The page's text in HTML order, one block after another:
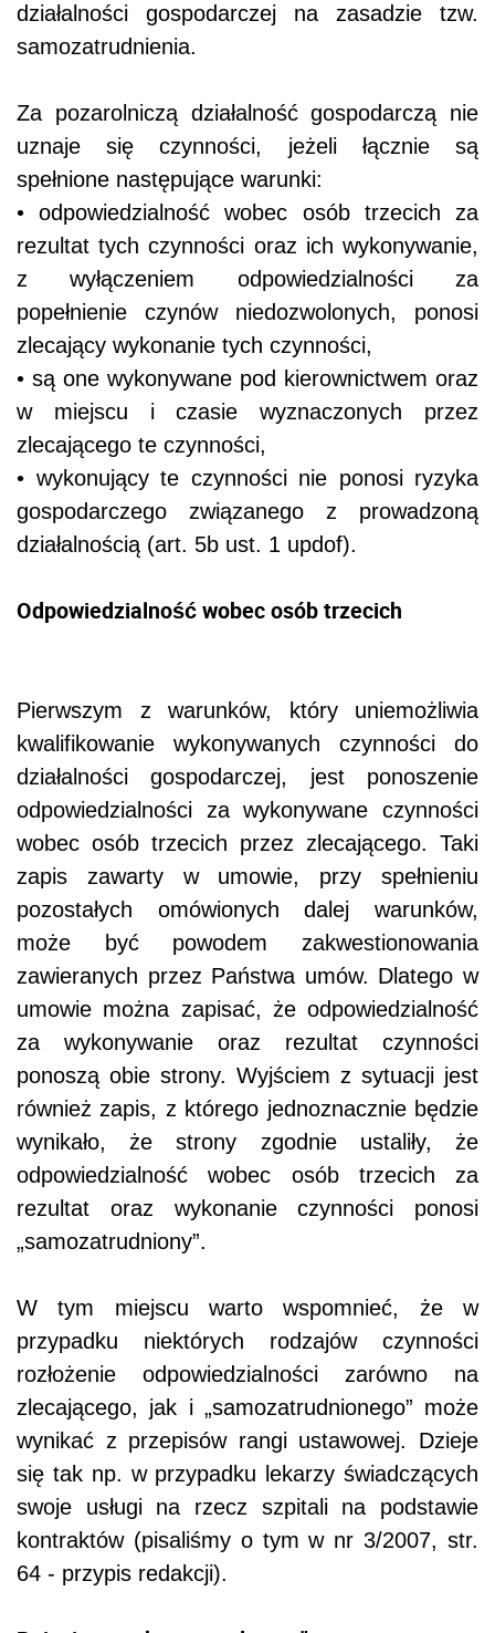
działalności gospodarczej na zasadzie tzw.
samozatrudnienia.
Za pozarolniczą działalność gospodarczą nie
uznaje się czynności, jeżeli łącznie są
spełnione następujące warunki:
• odpowiedzialność wobec osób trzecich za
rezultat tych czynności oraz ich wykonywanie,
z wyłączeniem odpowiedzialności za
popełnienie czynów niedozwolonych, ponosi
zlecający wykonanie tych czynności,
• są one wykonywane pod kierownictwem oraz
w miejscu i czasie wyznaczonych przez
zlecającego te czynności,
• wykonujący te czynności nie ponosi ryzyka
gospodarczego związanego z prowadzoną
działalnością (art. 5b ust. 1 updof).
Odpowiedzialność wobec osób trzecich
Pierwszym z warunków, który uniemożliwia
kwalifikowanie wykonywanych czynności do
działalności gospodarczej, jest ponoszenie
odpowiedzialności za wykonywane czynności
wobec osób trzecich przez zlecającego. Taki
zapis zawarty w umowie, przy spełnieniu
pozostałych omówionych dalej warunków,
może być powodem zakwestionowania
zawieranych przez Państwa umów. Dlatego w
umowie można zapisać, że odpowiedzialność
za wykonywanie oraz rezultat czynności
ponoszą obie strony. Wyjściem z sytuacji jest
również zapis, z którego jednoznacznie będzie
wynikało, że strony zgodnie ustaliły, że
odpowiedzialność wobec osób trzecich za
rezultat oraz wykonanie czynności ponosi
„samozatrudniony”.
W tym miejscu warto wspomnieć, że w
przypadku niektórych rodzajów czynności
rozłożenie odpowiedzialności zarówno na
zlecającego, jak i „samozatrudnionego” może
wynikać z przepisów rangi ustawowej. Dzieje
się tak np. w przypadku lekarzy świadczących
swoje usługi na rzecz szpitali na podstawie
kontraktów (pisaliśmy o tym w nr 3/2007, str.
64 - przypis redakcji).